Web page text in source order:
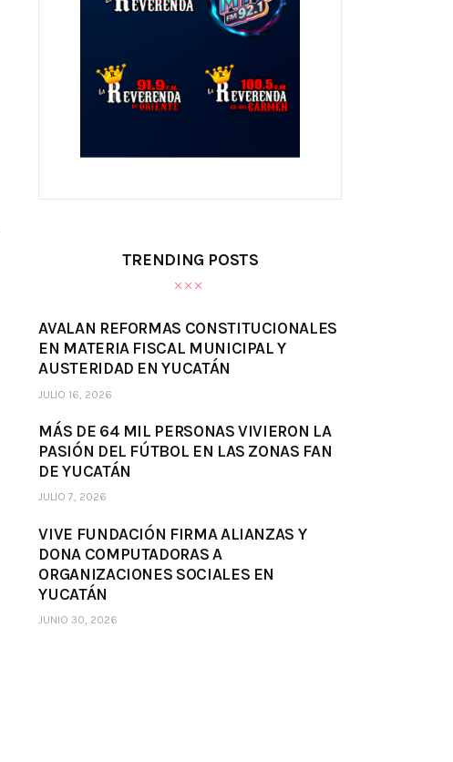
TRENDING POSTS
AVALAN REFORMAS CONSTITUCIONALES
EN MATERIA FISCAL MUNICIPAL Y
AUSTERIDAD EN YUCATÁN
JULIO 16, 2026
MÁS DE 64 MIL PERSONAS VIVIERON LA
PASIÓN DEL FÚTBOL EN LAS ZONAS FAN
DE YUCATÁN
JULIO 7, 2026
VIVE FUNDACIÓN FIRMA ALIANZAS Y
DONA COMPUTADORAS A
ORGANIZACIONES SOCIALES EN
YUCATÁN
JUNIO 30, 2026